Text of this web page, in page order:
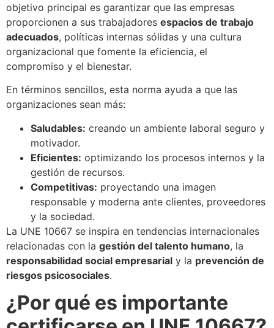
objetivo principal es garantizar que las empresas
proporcionen a sus trabajadores espacios de trabajo
adecuados, políticas internas sólidas y una cultura
organizacional que fomente la eficiencia, el
compromiso y el bienestar.
En términos sencillos, esta norma ayuda a que las
organizaciones sean más:
Saludables: creando un ambiente laboral seguro y
motivador.
Eficientes: optimizando los procesos internos y la
gestión de recursos.
Competitivas: proyectando una imagen
responsable y moderna ante clientes, proveedores
y la sociedad.
La UNE 10667 se inspira en tendencias internacionales
relacionadas con la gestión del talento humano, la
responsabilidad social empresarial y la prevención de
riesgos psicosociales.
¿Por qué es importante